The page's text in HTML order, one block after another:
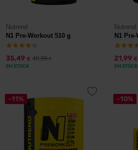
Nutrend
N1 Pre-Workout 510 g
35,49 € 40,99€
EM STOCK
Nutrend
N1
21,99 €
EM STOCK
-11% -10%